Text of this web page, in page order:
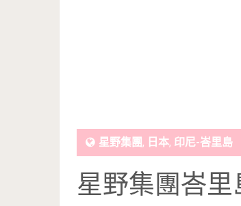
星野集團 , 日本, 印尼-峇里島
星野集團峇